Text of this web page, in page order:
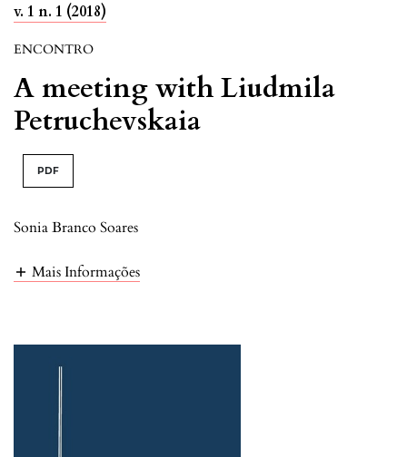
v. 1 n. 1 (2018)
ENCONTRO
A meeting with Liudmila
Petruchevskaia
PDF
Sonia Branco Soares
Mais Informações